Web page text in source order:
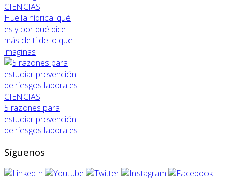
CIENCIAS
Huella hídrica: qué
es y por qué dice
más de ti de lo que
imaginas
CIENCIAS
5 razones para
estudiar prevención
de riesgos laborales
Síguenos